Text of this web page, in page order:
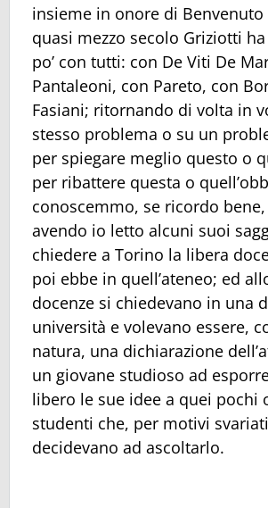
insieme in onore di
quasi mezzo secolo Griziotti
po’ con tutti: con De Viti De
Pantaleoni, con Pareto, con
Fasiani; ritornando di volta in
stesso problema o su un
per spiegare meglio questo o
per ribattere questa o
conoscemmo, se ricordo
avendo io letto alcuni suoi
chiedere a Torino la libera
poi ebbe in quell’ateneo; ed
docenze si chiedevano in una
università e volevano essere,
natura, una dichiarazione
un giovane studioso ad
libero le sue idee a quei pochi
studenti che, per motivi
decidevano ad ascoltarlo.